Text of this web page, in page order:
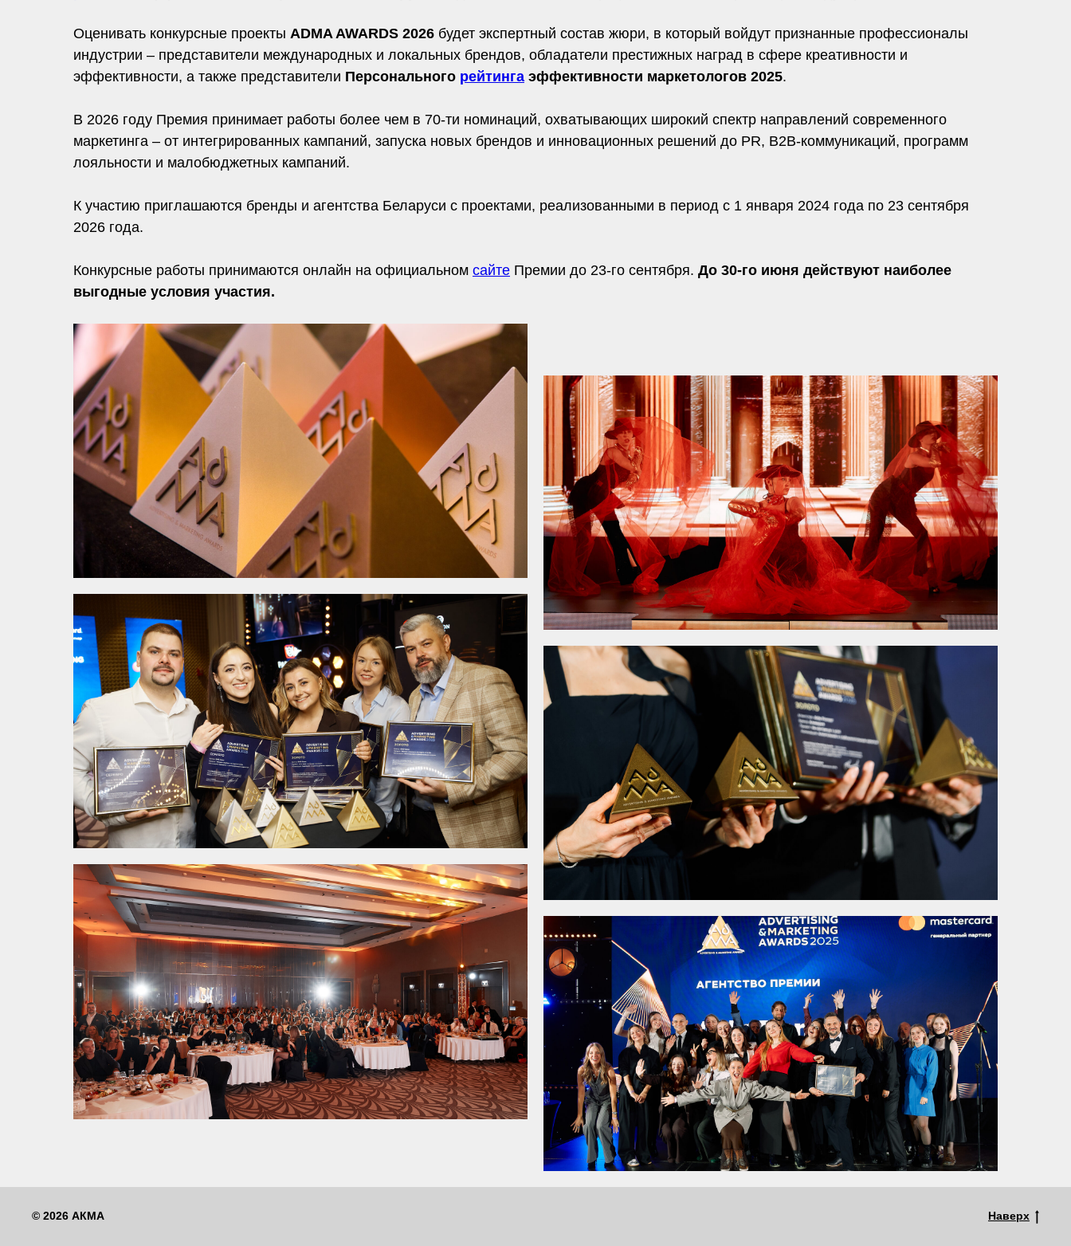
Оценивать конкурсные проекты ADMA AWARDS 2026 будет экспертный состав жюри, в который войдут признанные профессионалы
индустрии – представители международных и локальных брендов, обладатели престижных наград в сфере креативности и
эффективности, а также представители Персонального рейтинга эффективности маркетологов 2025.
В 2026 году Премия принимает работы более чем в 70-ти номинаций, охватывающих широкий спектр направлений современного
маркетинга – от интегрированных кампаний, запуска новых брендов и инновационных решений до PR, B2B-коммуникаций, программ
лояльности и малобюджетных кампаний.
К участию приглашаются бренды и агентства Беларуси с проектами, реализованными в период с 1 января 2024 года по 23 сентября
2026 года.
Конкурсные работы принимаются онлайн на официальном сайте Премии до 23-го сентября. До 30-го июня действуют наиболее
выгодные условия участия.
© 2026 АКМА Наверх